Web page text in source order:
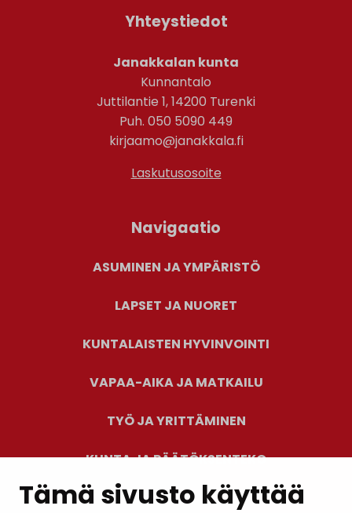
Tämä sivusto käyttää
Yhteystiedot
Janakkalan kunta
Kunnantalo
Juttilantie 1, 14200 Turenki
Puh. 050 5090 449
kirjaamo@janakkala.fi
Laskutusosoite
Navigaatio
ASUMINEN JA YMPÄRISTÖ
LAPSET JA NUORET
KUNTALAISTEN HYVINVOINTI
VAPAA-AIKA JA MATKAILU
TYÖ JA YRITTÄMINEN
KUNTA JA PÄÄTÖKSENTEKO